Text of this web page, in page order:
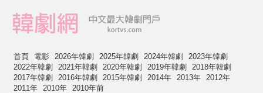
首頁 電影 2026年韓劇 2025年韓劇 2024年韓劇
2023年韓劇
2022年韓劇
2021年韓劇 2020年韓劇 2019年韓劇
2018年韓劇
2017年韓劇
2016年韓劇 2015年韓劇 2014年 2013年
2012年
2011年
2010年 2010年前